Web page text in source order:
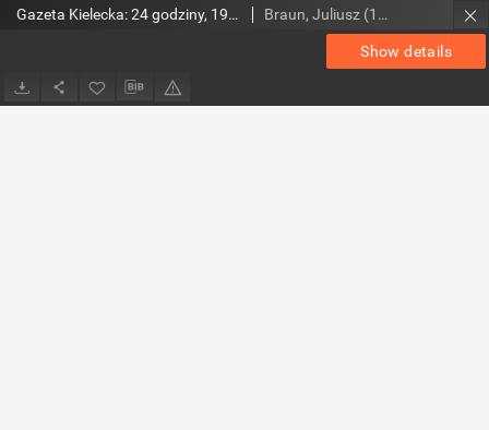
Show details
Gazeta Kielecka: 24 godziny, 1993, R.5, nr 164 Braun, Juliusz (1948- ). Red.